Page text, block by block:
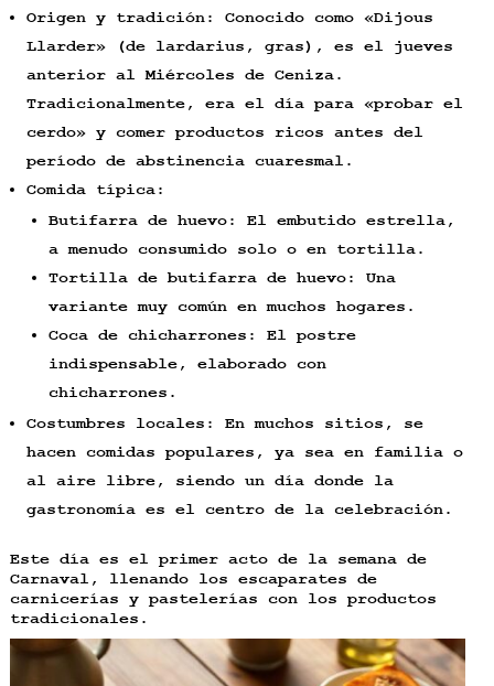
Origen y tradición: Conocido como «Dijous
Llarder» (de lardarius, gras), es el jueves
anterior al Miércoles de Ceniza.
Tradicionalmente, era el día para «probar el
cerdo» y comer productos ricos antes del
período de abstinencia cuaresmal.
Comida típica:
Butifarra de huevo: El embutido estrella,
a menudo consumido solo o en tortilla.
Tortilla de butifarra de huevo: Una
variante muy común en muchos hogares.
Coca de chicharrones: El postre
indispensable, elaborado con
chicharrones.
Costumbres locales: En muchos sitios, se
hacen comidas populares, ya sea en familia o
al aire libre, siendo un día donde la
gastronomía es el centro de la celebración.
Este día es el primer acto de la semana de
Carnaval, llenando los escaparates de
carnicerías y pastelerías con los productos
tradicionales.